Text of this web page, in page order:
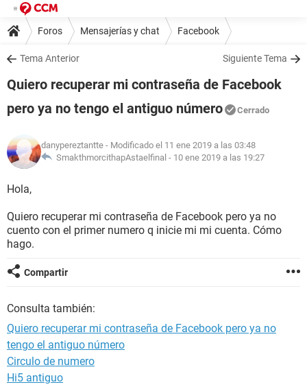
Foros Mensajerías y chat Facebook
Tema Anterior Siguiente Tema
Quiero recuperar mi contraseña de Facebook
pero ya no tengo el antiguo número
Cerrado
danypereztantte - Modificado el 11 ene 2019 a las 03:48
SmakthmorcithapAstaelfinal - 10 ene 2019 a las 19:27
Hola,
Quiero recuperar mi contraseña de Facebook pero ya no
cuento con el primer numero q inicie mi mi cuenta. Cómo
hago.
Compartir
Consulta también:
Quiero recuperar mi contraseña de Facebook pero ya no
tengo el antiguo número
Circulo de numero
Hi5 antiguo